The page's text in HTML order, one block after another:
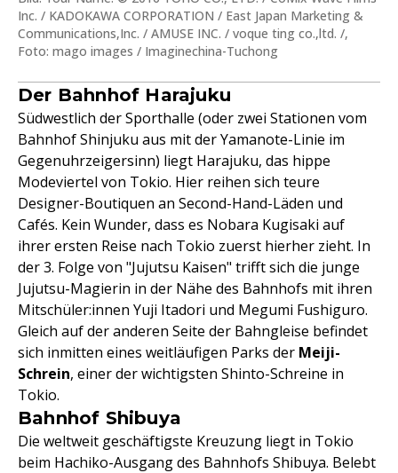
Inc. / KADOKAWA CORPORATION / East Japan Marketing &
Communications,Inc. / AMUSE INC. / voque ting co.,ltd. /,
Foto: mago images / Imaginechina-Tuchong
Der Bahnhof Harajuku
Südwestlich der Sporthalle (oder zwei Stationen vom
Bahnhof Shinjuku aus mit der Yamanote-Linie im
Gegenuhrzeigersinn) liegt Harajuku, das hippe
Modeviertel von Tokio. Hier reihen sich teure
Designer-Boutiquen an Second-Hand-Läden und
Cafés. Kein Wunder, dass es Nobara Kugisaki auf
ihrer ersten Reise nach Tokio zuerst hierher zieht. In
der 3. Folge von "Jujutsu Kaisen" trifft sich die junge
Jujutsu-Magierin in der Nähe des Bahnhofs mit ihren
Mitschüler:innen Yuji Itadori und Megumi Fushiguro.
Gleich auf der anderen Seite der Bahngleise befindet
sich inmitten eines weitläufigen Parks der Meiji-
Schrein, einer der wichtigsten Shinto-Schreine in
Tokio.
Bahnhof Shibuya
Die weltweit geschäftigste Kreuzung liegt in Tokio
beim Hachiko-Ausgang des Bahnhofs Shibuya. Belebt